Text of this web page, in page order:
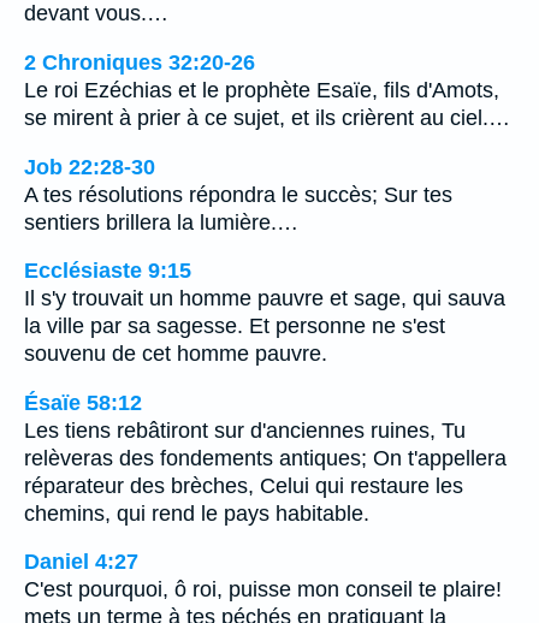
devant vous.…
2 Chroniques 32:20-26
Le roi Ezéchias et le prophète Esaïe, fils d'Amots,
se mirent à prier à ce sujet, et ils crièrent au ciel.…
Job 22:28-30
A tes résolutions répondra le succès; Sur tes
sentiers brillera la lumière.…
Ecclésiaste 9:15
Il s'y trouvait un homme pauvre et sage, qui sauva
la ville par sa sagesse. Et personne ne s'est
souvenu de cet homme pauvre.
Ésaïe 58:12
Les tiens rebâtiront sur d'anciennes ruines, Tu
relèveras des fondements antiques; On t'appellera
réparateur des brèches, Celui qui restaure les
chemins, qui rend le pays habitable.
Daniel 4:27
C'est pourquoi, ô roi, puisse mon conseil te plaire!
mets un terme à tes péchés en pratiquant la